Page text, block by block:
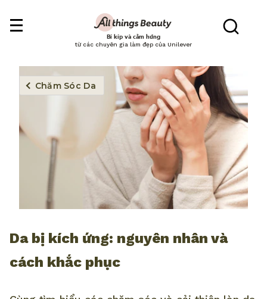
Bí kíp và cảm hứng
từ các chuyên gia làm đẹp của Unilever
Chăm Sóc Da
Da bị kích ứng: nguyên nhân và
cách khắc phục